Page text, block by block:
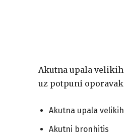
Akutna upala velikih
uz potpuni
Akutna upala
Akutni bronhitis